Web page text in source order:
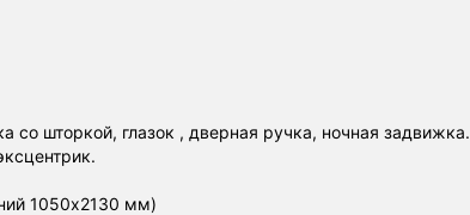
со шторкой, глазок , дверная ручка, ночная задвижка.
1050х2130 мм)